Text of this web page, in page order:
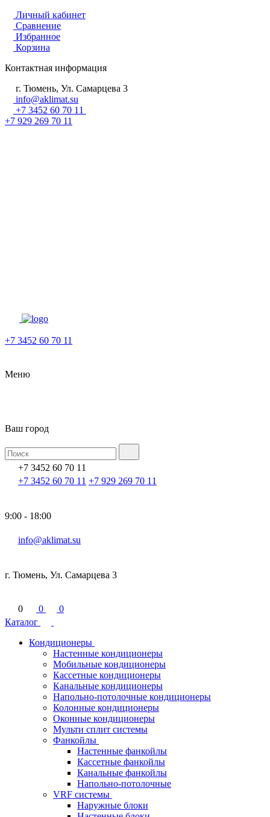
Личный кабинет
Сравнение
Избранное
Корзина
Контактная информация
г. Тюмень, Ул. Самарцева 3
info@aklimat.su
+7 3452 60 70 11
+7 929 269 70 11
+7 3452 60 70 11
Меню
Ваш город
+7 3452 60 70 11
+7 3452 60 70 11 +7 929 269 70 11
9:00 - 18:00
info@aklimat.su
г. Тюмень, Ул. Самарцева 3
0 0
0
Каталог
Кондиционеры
Настенные кондиционеры
Мобильные кондиционеры
Кассетные кондиционеры
Канальные кондиционеры
Напольно-потолочные кондиционеры
Колонные кондиционеры
Оконные кондиционеры
Мульти сплит системы
Фанкойлы
Настенные фанкойлы
Кассетные фанкойлы
Канальные фанкойлы
Напольно-потолочные
VRF системы
Наружные блоки